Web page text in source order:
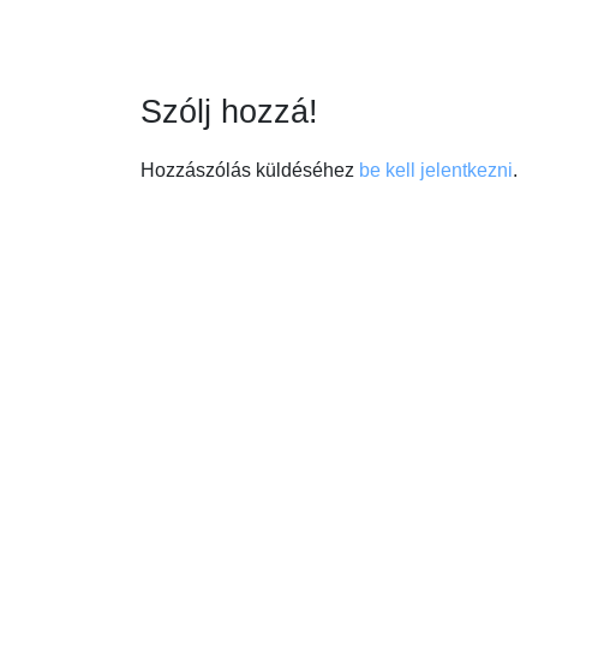
Szólj hozzá!
Hozzászólás küldéséhez be kell jelentkezni.